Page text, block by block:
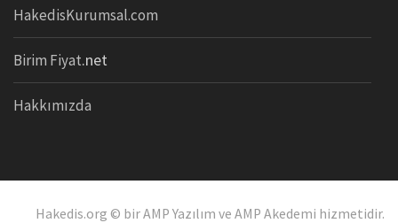
HakedisKurumsal.com
Birim Fiyat.net
Hakkımızda
Hakedis.org © bir AMP Yazılım ve AMP Akedemi hizmetidir.